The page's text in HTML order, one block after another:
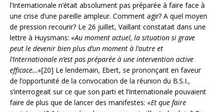
l’Internationale n’était absolument pas préparée à faire face à
une crise d’une pareille ampleur. Comment agir? A quel moyen
de pression recourir? Le 26 juillet, Vaillant constatait dans une
lettre à Huysmans: «Au moment actuel, la situation si grave
peut le devenir bien plus d’un moment à l’autre et
l’Internationale n’est pas préparée à une intervention active
efficace…»[20] Le lendemain, Ebert, se prononçant en faveur
de l’opportunité de la convocation de la réunion du B.S.I.,
s’interrogeait sur ce que son parti et l’Internationale pouvaient
faire de plus que de lancer des manifestes: «Et que faire